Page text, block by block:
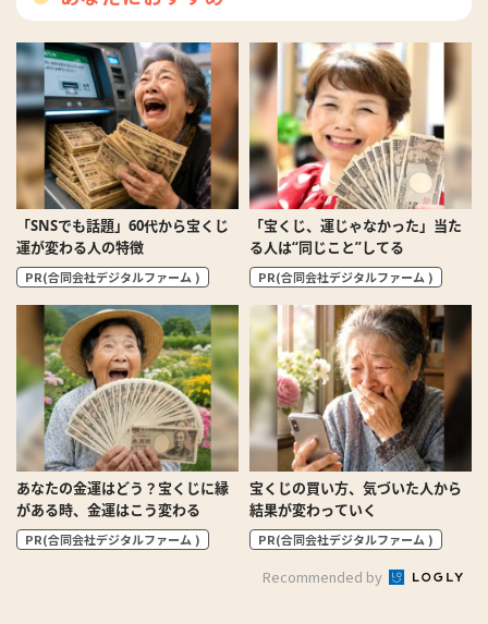
「SNSでも話題」60代から宝くじ
運が変わる人の特徴
PR(合同会社デジタルファーム )
「宝くじ、運じゃなかった」当た
る人は“同じこと”してる
PR(合同会社デジタルファーム )
あなたの金運はどう？宝くじに縁
がある時、金運はこう変わる
PR(合同会社デジタルファーム )
宝くじの買い方、気づいた人から
結果が変わっていく
PR(合同会社デジタルファーム )
Recommended by